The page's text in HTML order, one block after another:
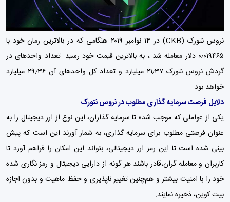
نروس نتورک (CKB) در ۱۴ نوامبر ۲۰۱۹ هنگامی که در بالاترین زمان خود با
۰٫۰۱۹۴۶۵ دلار معامله شد ، به بالاترین قیمت خود رسید. تعداد واحدهای در
گردش نروس نتورک ۲۱٫۳۷ میلیارد و تعداد کل واحدهای آن ۲۹٫۳۶ میلیارد
خواهد بود.
دلایل فرصت سرمایه گذاری مطلوب در نروس نتورک
یکی از عواملی که موجب شده تا سرمایه گذاران، این نوع از ارز دیجیتال را به
عنوان فرصتی مطلوب برای سرمایه گذاری، به شمار آورند این است که پیش
بینی شده است تا این رمز ارز دیجیتالی، بتواند این امکان را فراهم آورد تا
کاربران و معامله گران،قادر باشند هر گونه از دارایی دیجیتال و رمز نگاری شده
خود را با امنیت بیشتر و هم‌چنین تغییر ناپذیری و حفظ ماهیت و بدون اجازه
بیت کوین، ذخیره نمایند.